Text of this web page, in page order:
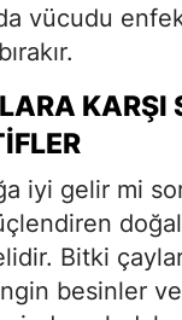
vücudu
KARŞI
iyi gelir mi
Bitki
besinler